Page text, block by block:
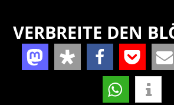
VERBREITE DEN